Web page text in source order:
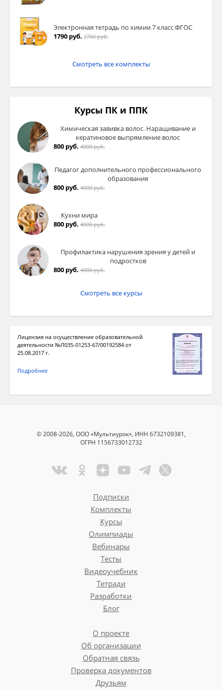
Электронная тетрадь по химии 7 класс ФГОС
1790 руб. 2760 руб.
Смотреть все комплекты
Курсы ПК и ППК
Химическая завивка волос. Наращивание и
кератиновое выпрямление волос
800 руб. 4000 руб.
Педагог дополнительного профессионального
образования
800 руб. 4000 руб.
Кухни мира
800 руб. 4000 руб.
Профилактика нарушения зрения у детей и
подростков
800 руб. 4000 руб.
Смотреть все курсы
Лицензия на осуществление образовательной
деятельности №Л035-01253-67/00192584 от
25.08.2017 г.
Подробнее
© 2008-2026, ООО «Мультиурок», ИНН 6732109381,
ОГРН 1156733012732
Подписки
Комплекты
Курсы
Олимпиады
Вебинары
Тесты
Видеоучебник
Тетради
Разработки
Блог
О проекте
Об организации
Обратная связь
Проверка документов
Друзьям